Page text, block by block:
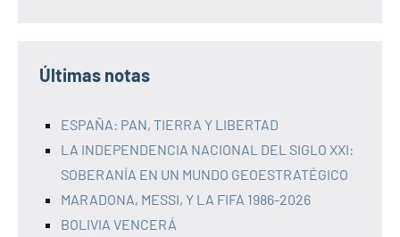
Últimas notas
ESPAÑA: PAN, TIERRA Y LIBERTAD
LA INDEPENDENCIA NACIONAL DEL SIGLO XXI:
SOBERANÍA EN UN MUNDO GEOESTRATÉGICO
MARADONA, MESSI, Y LA FIFA 1986-2026
BOLIVIA VENCERÁ